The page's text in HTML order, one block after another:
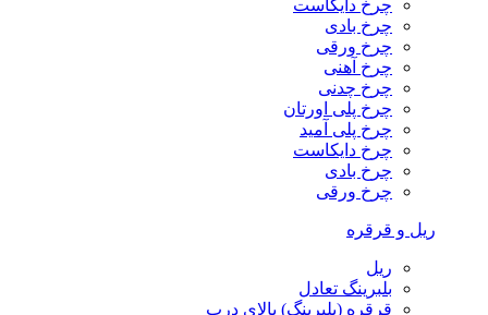
چرخ دایکاست
چرخ بادی
چرخ ورقی
چرخ آهنی
چرخ چدنی
چرخ پلی اورتان
چرخ پلی آمید
چرخ دایکاست
چرخ بادی
چرخ ورقی
ریل و قرقره
ریل
بلبرینگ تعادل
قرقره (بلبرینگ) بالای درب